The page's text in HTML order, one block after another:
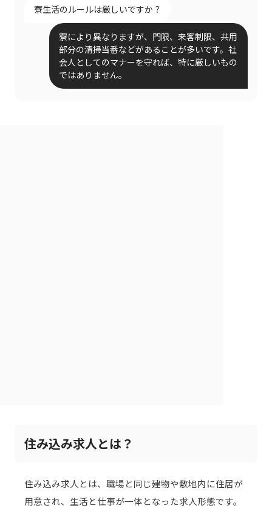
寮生活のルールは厳しいですか？
寮により異なりますが、門限、来客制限、共用
部分の清掃当番などがあることが多いです。社
会人としてのマナーを守れば、特に厳しいもの
ではありません。
住み込み求人とは？
住み込み求人とは、職場と同じ建物や敷地内に住居が
用意され、生活と仕事が一体となった求人形態です。